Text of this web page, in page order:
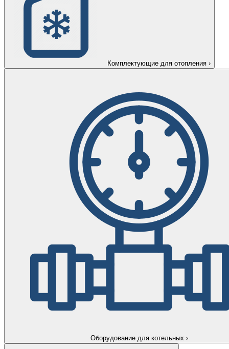
Комплектующие для отопления ›
Оборудование для котельных ›